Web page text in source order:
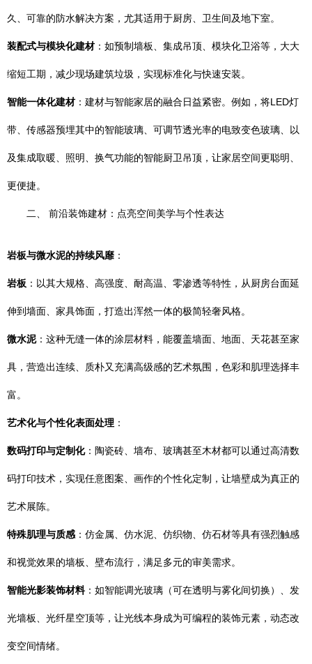
久、可靠的防水解决方案，尤其适用于厨房、卫生间及地下室。
装配式与模块化建材：如预制墙板、集成吊顶、模块化卫浴等，大大
缩短工期，减少现场建筑垃圾，实现标准化与快速安装。
智能一体化建材：建材与智能家居的融合日益紧密。例如，将LED灯
带、传感器预埋其中的智能玻璃、可调节透光率的电致变色玻璃、以
及集成取暖、照明、换气功能的智能厨卫吊顶，让家居空间更聪明、
更便捷。
二、 前沿装饰建材：点亮空间美学与个性表达
岩板与微水泥的持续风靡 ：
岩板 ：以其大规格、高强度、耐高温、零渗透等特性，从厨房台面延
伸到墙面、家具饰面，打造出浑然一体的极简轻奢风格。
微水泥：这种无缝一体的涂层材料，能覆盖墙面、地面、天花甚至家
具，营造出连续、质朴又充满高级感的艺术氛围，色彩和肌理选择丰
富。
艺术化与个性化表面处理 ：
数码打印与定制化：陶瓷砖、墙布、玻璃甚至木材都可以通过高清数
码打印技术，实现任意图案、画作的个性化定制，让墙壁成为真正的
艺术展陈。
特殊肌理与质感 ：仿金属、仿水泥、仿织物、仿石材等具有强烈触感
和视觉效果的墙板、壁布流行，满足多元的审美需求。
智能光影装饰材料：如智能调光玻璃（可在透明与雾化间切换）、发
光墙板、光纤星空顶等，让光线本身成为可编程的装饰元素，动态改
变空间情绪。